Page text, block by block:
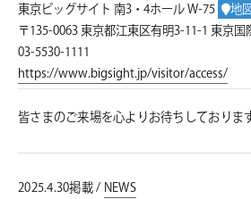
東京ビッグサイト 南3・4ホール W-75
地
〒135-0063 東京都江東区有明3-11-1 東京
03-5530-1111
https://www.bigsight.jp/visitor/access/
皆さまのご来場を心よりお待ちしております
2025.4.30掲載 / NEWS